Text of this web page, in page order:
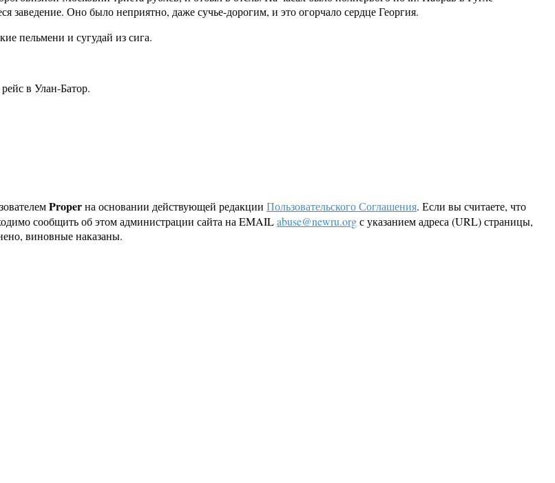
заведение. Оно было неприятно, даже сучье-дорогим, и это огорчало сердце Георгия.
пельмени и сугудай из сига.
в Улан-Батор.
Properна основании действующей редакции Пользовательского Соглашения. Если вы считаете, что
сообщить об этом администрации сайта на EMAILabuse@newru.orgс указанием адреса (URL) страницы,
виновные наказаны.